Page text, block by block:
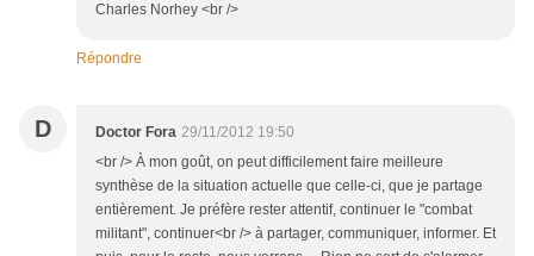
Charles Norhey <br />
Répondre
D Doctor Fora 29/11/2012 19:50
<br /> À mon goût, on peut difficilement faire meilleure
synthèse de la situation actuelle que celle-ci, que je partage
entièrement. Je préfère rester attentif, continuer le "combat
militant", continuer<br /> à partager, communiquer, informer. Et